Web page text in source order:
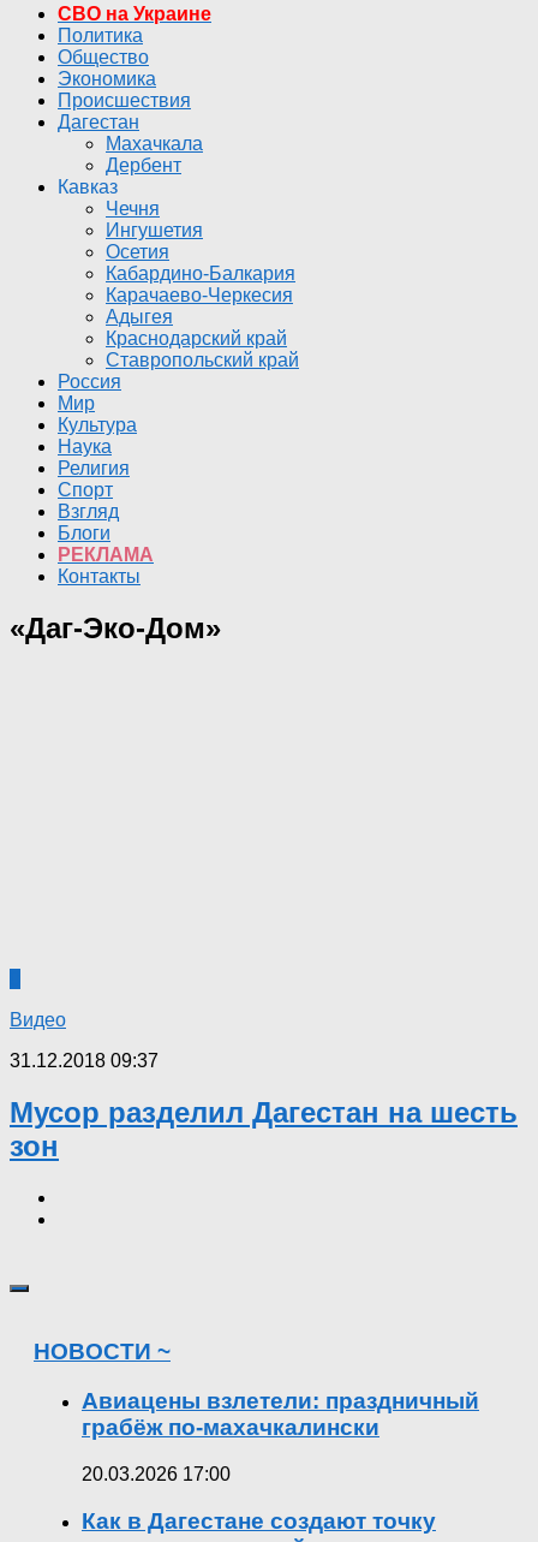
СВО на Украине
Политика
Общество
Экономика
Происшествия
Дагестан
Махачкала
Дербент
Кавказ
Чечня
Ингушетия
Осетия
Кабардино-Балкария
Карачаево-Черкесия
Адыгея
Краснодарский край
Ставропольский край
Россия
Мир
Культура
Наука
Религия
Спорт
Взгляд
Блоги
РЕКЛАМА
Контакты
«Даг-Эко-Дом»
Видео
31.12.2018 09:37
Мусор разделил Дагестан на шесть
зон
НОВОСТИ ~
Авиацены взлетели: праздничный
грабёж по-махачкалински
20.03.2026 17:00
Как в Дагестане создают точку